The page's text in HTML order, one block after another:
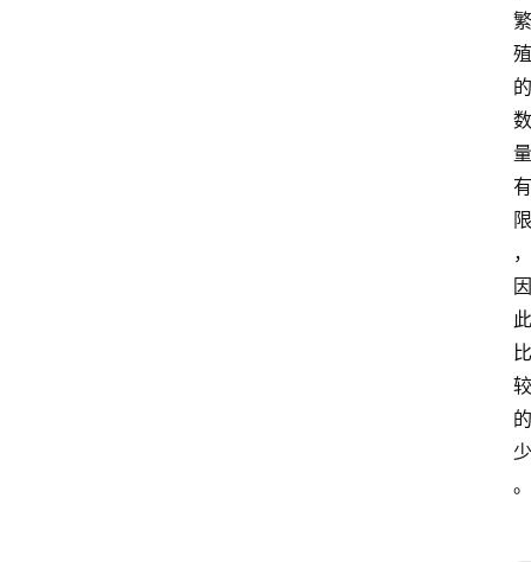
繁
殖
的
数
量
有
限
，
因
此
比
较
的
少
。